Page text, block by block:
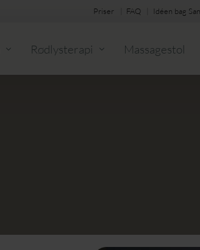
Priser FAQ Idéen bag
Rødlysterapi Massagestol